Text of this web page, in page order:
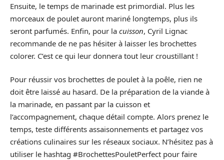
Ensuite, le temps de marinade est primordial. Plus les
morceaux de poulet auront mariné longtemps, plus ils
seront parfumés. Enfin, pour la cuisson, Cyril Lignac
recommande de ne pas hésiter à laisser les brochettes
colorer. C’est ce qui leur donnera tout leur croustillant !
Pour réussir vos brochettes de poulet à la poêle, rien ne
doit être laissé au hasard. De la préparation de la viande à
la marinade, en passant par la cuisson et
l’accompagnement, chaque détail compte. Alors prenez le
temps, teste différents assaisonnements et partagez vos
créations culinaires sur les réseaux sociaux. N’hésitez pas à
utiliser le hashtag #BrochettesPouletPerfect pour faire